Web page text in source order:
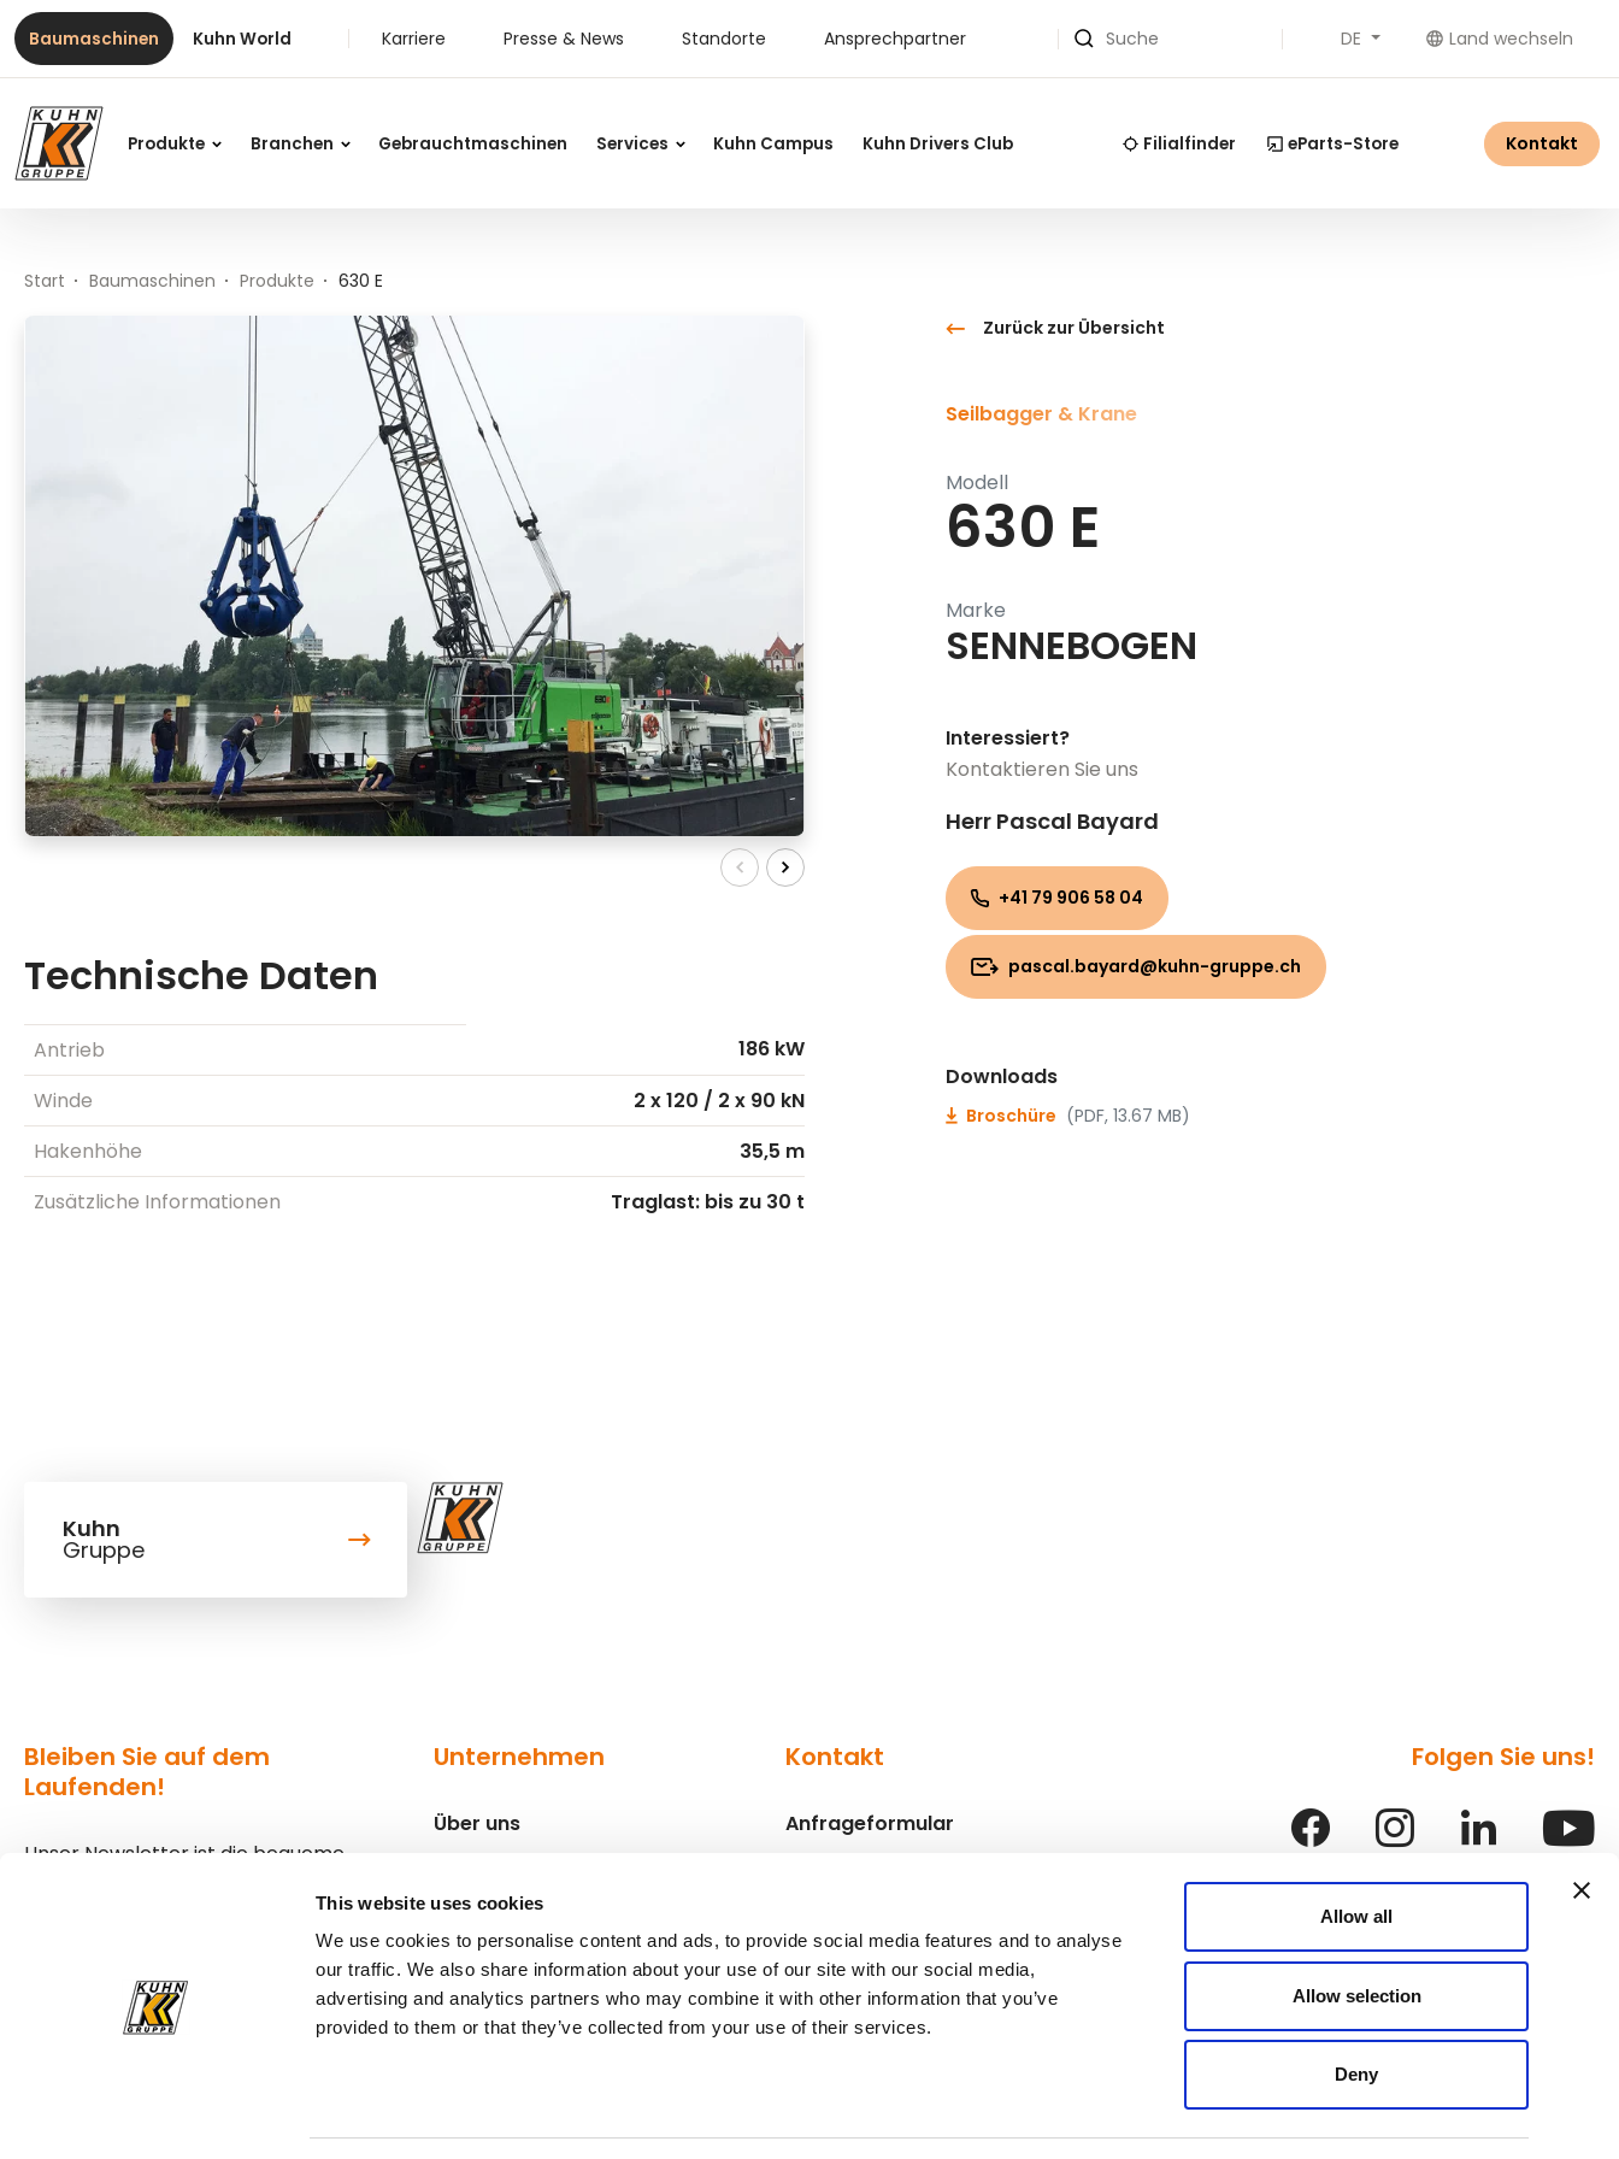
This website uses cookies
We use cookies to personalise content and ads, to provide social media features and to analyse
our traffic. We also share information about your use of our site with our social media,
advertising and analytics partners who may combine it with other information that you’ve
provided to them or that they’ve collected from your use of their services.
Allow all
Allow selection
Deny
Inhalt
Inhaltsverzeichnis
Hauptnavigation
Table Of Content
630 E
Baumaschinen Kuhn World Karriere Presse & News Standorte Ansprechpartner Suche DE Land wechseln
Produkte Branchen Gebrauchtmaschinen Services Kuhn Campus Kuhn Drivers Club Filialfinder eParts-Store Kontakt
Start Baumaschinen Produkte 630 E
Technische Daten
Antrieb
186 kW
Winde
2 x 120 / 2 x 90 kN
Hakenhöhe
35,5 m
Zusätzliche Informationen
Traglast: bis zu 30 t
Zurück zur Übersicht
Seilbagger & Krane
Modell
630 E
Marke
SENNEBOGEN
Interessiert?
Kontaktieren Sie uns
Herr Pascal Bayard
+41 79 906 58 04
pascal.bayard@kuhn-gruppe.ch
Downloads
Broschüre (PDF, 13.67 MB)
Kuhn
Gruppe
Bleiben Sie auf dem
Laufenden!
Unser Newsletter ist die bequeme
Geschehnisse in der Welt von Kuhn
Zum Newsletter anmelden
Unternehmen
Über uns
Kontakt
Anfrageformular
Folgen Sie uns!